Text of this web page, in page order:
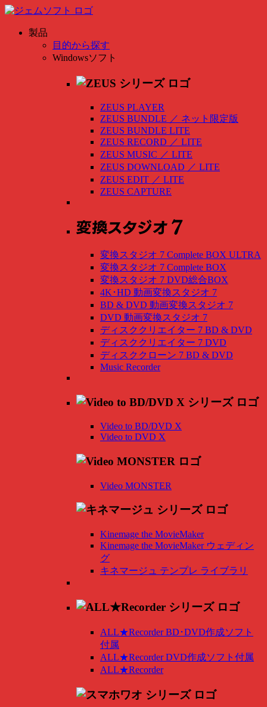
製品
目的から探す
Windowsソフト
ZEUS PLAYER
ZEUS BUNDLE ／ ネット限定版
ZEUS BUNDLE LITE
ZEUS RECORD ／ LITE
ZEUS MUSIC ／ LITE
ZEUS DOWNLOAD ／ LITE
ZEUS EDIT ／ LITE
ZEUS CAPTURE
変換スタジオ 7 Complete BOX ULTRA
変換スタジオ 7 Complete BOX
変換スタジオ 7 DVD総合BOX
4K･HD 動画変換スタジオ 7
BD & DVD 動画変換スタジオ 7
DVD 動画変換スタジオ 7
ディスククリエイター 7 BD & DVD
ディスククリエイター 7 DVD
ディスククローン 7 BD & DVD
Music Recorder
Video to BD/DVD X
Video to DVD X
Video MONSTER
Kinemage the MovieMaker
Kinemage the MovieMaker ウェディン
グ
キネマージュ テンプレ ライブラリ
ALL★Recorder BD･DVD作成ソフト
付属
ALL★Recorder DVD作成ソフト付属
ALL★Recorder